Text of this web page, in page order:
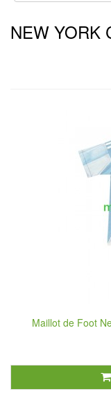
NEW YORK
Maillot de Foot